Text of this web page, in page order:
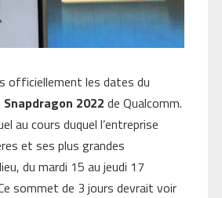
officiellement les dates du
Snapdragon 2022 de Qualcomm.
au cours duquel l’entreprise
et ses plus grandes
du mardi 15 au jeudi 17
sommet de 3 jours devrait voir